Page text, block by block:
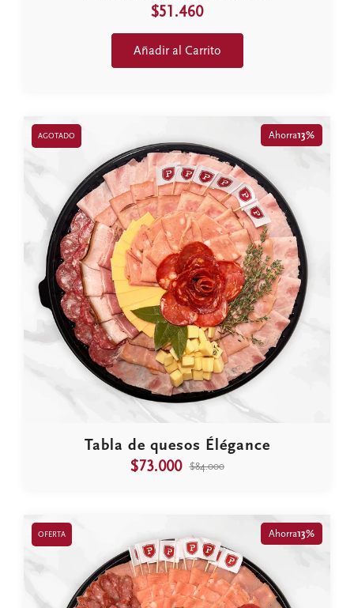
$51.460
Añadir al Carrito
AGOTADO Ahorra13%
Tabla de quesos Élégance
$73.000 $84.000
OFERTA Ahorra13%